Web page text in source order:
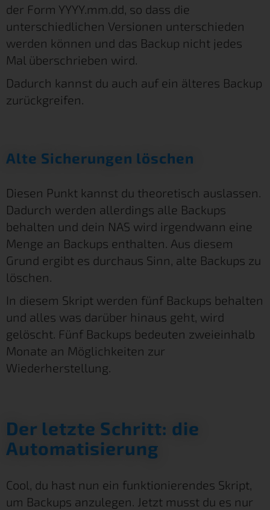
der Form YYYY.mm.dd, so dass die
unterschiedlichen Versionen unterschieden
werden können und das Backup nicht jedes
Mal überschrieben wird.
Dadurch kannst du auch auf ein älteres Backup
zurückgreifen.
Alte Sicherungen löschen
Diesen Punkt kannst du theoretisch auslassen.
Dadurch werden allerdings alle Backups
behalten und dein NAS wird irgendwann eine
Menge an Backups enthalten. Aus diesem
Grund ergibt es durchaus Sinn, alte Backups zu
löschen.
In diesem Skript werden fünf Backups behalten
und alles was darüber hinaus geht, wird
gelöscht. Fünf Backups bedeuten zweieinhalb
Monate an Möglichkeiten zur
Wiederherstellung.
Der letzte Schritt: die
Automatisierung
Cool, du hast nun ein funktionierendes Skript,
um Backups anzulegen. Jetzt musst du es nur